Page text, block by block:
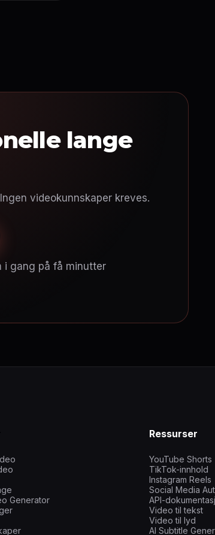
lange
videokunnskaper kreves.
i gang på få minutter
Generator
Ressurser
YouTube Shorts
TikTok-innhold
Instagram Reels
Social Media
API-
Video til tekst
Video til lyd
AI Subtitle